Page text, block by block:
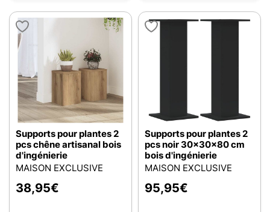
Supports pour plantes 2
pcs chêne artisanal bois
d'ingénierie
MAISON EXCLUSIVE
38,95€
Supports pour plantes 2
pcs noir 30x30x80 cm
bois d'ingénierie
MAISON EXCLUSIVE
95,95€